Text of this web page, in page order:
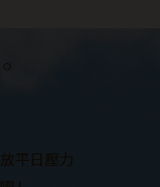
平日壓力